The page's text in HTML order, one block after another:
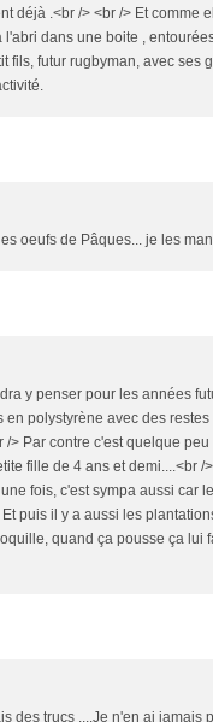
déjà .<br /> <br /> Et comme
dans une boite ,
fils, futur rugbyman, avec ses
oeufs de Pâques... je les
y penser pour les années
polystyrène avec des
/> Par contre c'est quelque
fille de 4 ans et demi....<br /
fois, c'est sympa aussi car
puis il y a aussi les
quand ça pousse ça lui
des trucs ....Je n'en ai jamais